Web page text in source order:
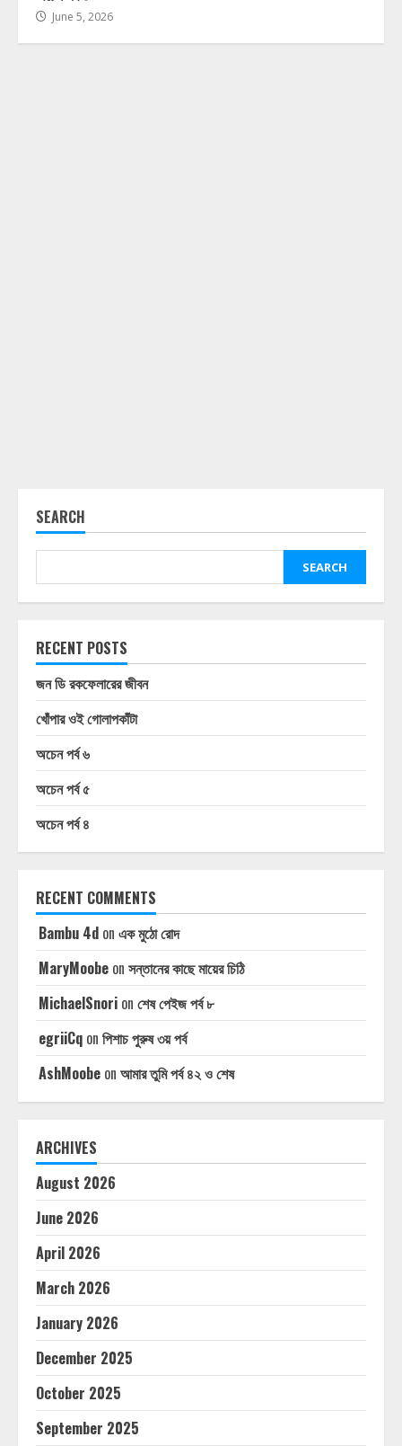
June 5, 2026
SEARCH
SEARCH
RECENT POSTS
জন ডি রকফেলারের জীবন
খোঁপার ওই গোলাপকাঁটা
অচেন পর্ব ৬
অচেন পর্ব ৫
অচেন পর্ব ৪
RECENT COMMENTS
Bambu 4d on এক মুঠো রোদ
MaryMoobe on সন্তানের কাছে মায়ের চিঠি
MichaelSnori on শেষ পেইজ পর্ব ৮
egriiCq on পিশাচ পুরুষ ৩য় পর্ব
AshMoobe on আমার তুমি পর্ব ৪২ ও শেষ
ARCHIVES
August 2026
June 2026
April 2026
March 2026
January 2026
December 2025
October 2025
September 2025